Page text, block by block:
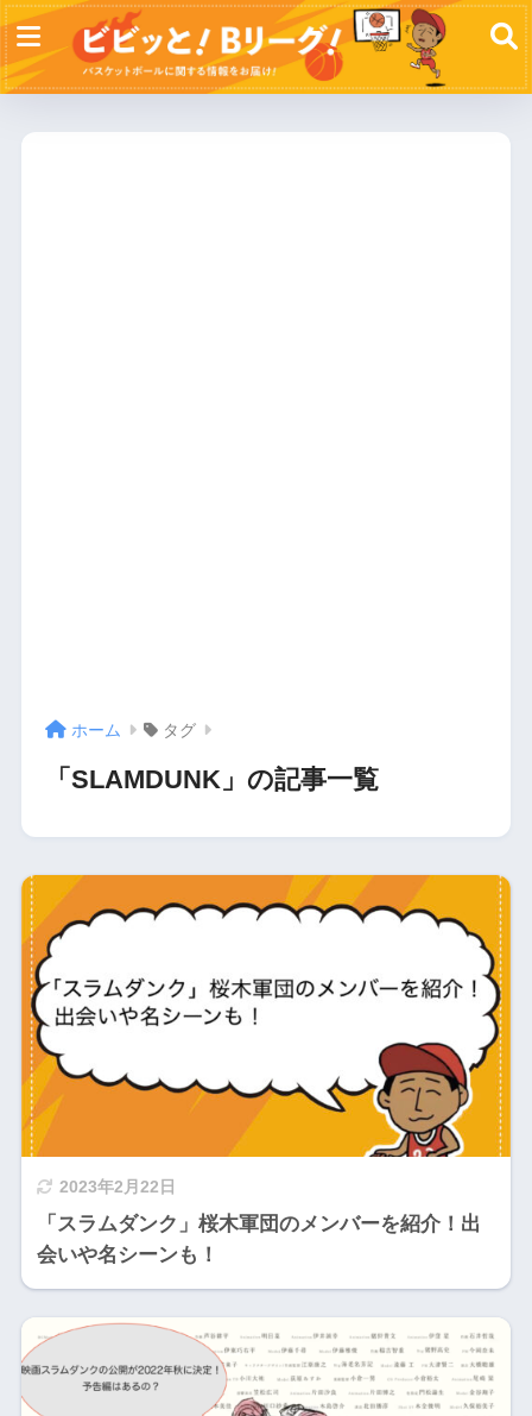
ホーム タグ
「SLAMDUNK」の記事一覧
2023年2月22日
「スラムダンク」桜木軍団のメンバーを紹介！出
会いや名シーンも！